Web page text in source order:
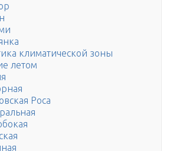
климатической зоны
летом
Роса